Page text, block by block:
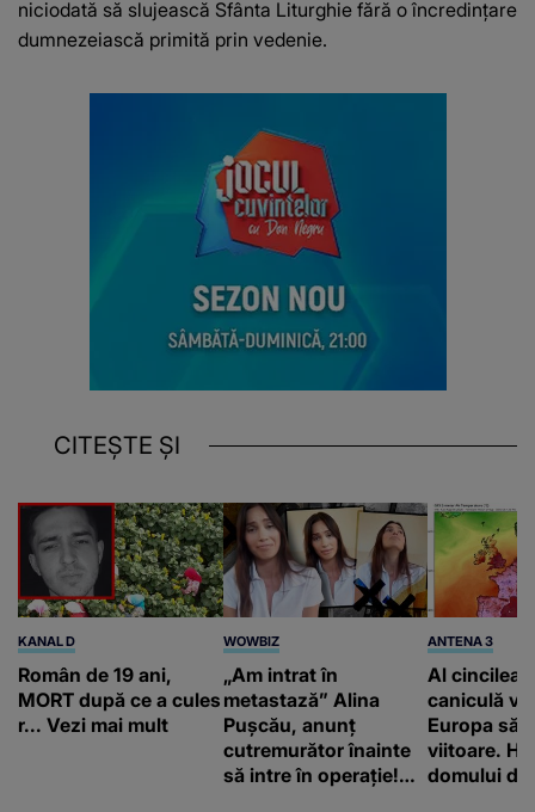
niciodată să slujească Sfânta Liturghie fără o încredințare
dumnezeiască primită prin vedenie.
CITEȘTE ȘI
KANAL D
Român de 19 ani,
MORT după ce a cules
r... Vezi mai mult
WOWBIZ
„Am intrat în
metastază” Alina
Pușcău, anunț
cutremurător înainte
să intre în operație!
ANTENA 3
Al cincilea
caniculă
Europa
viitoare.
domului de